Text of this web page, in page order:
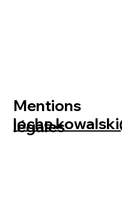
Mentions
légales